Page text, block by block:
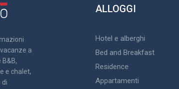
a
B&B,
e chalet,
di
ALLOGGI
Hotel e alberghi
Bed and Breakfast
Residence
Appartamenti